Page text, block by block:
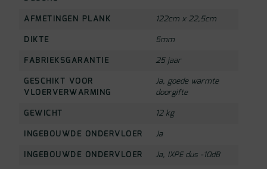
AFMETINGEN PLANK
122cm x 22,5cm
DIKTE
5mm
FABRIEKSGARANTIE
25 jaar
GESCHIKT VOOR
VLOERVERWARMING
Ja, goede warmte
doorgifte
GEWICHT
12 kg
INGEBOUWDE ONDERVLOER
Ja
INGEBOUWDE ONDERVLOER
Ja, IXPE dus -10dB